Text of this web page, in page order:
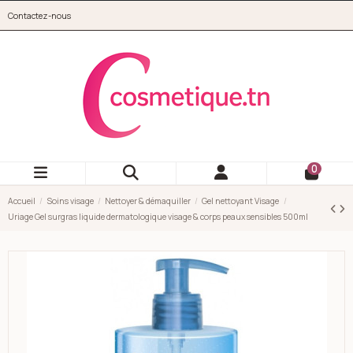
Contactez-nous
0
Accueil Soins visage Nettoyer & démaquiller
Gel nettoyant Visage
Uriage Gel surgras liquide dermatologique visage & corps peaux sensibles 500ml